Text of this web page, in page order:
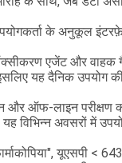
के अनुकूल
एजेंट और वाहक
यह दैनिक उपयोग
और ऑफ-लाइन परीक्षण
विभिन्न अवसरों में
यूएसपी <